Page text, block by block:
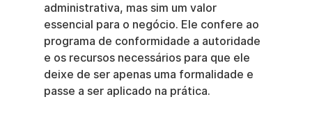
administrativa, mas sim um valor
essencial para o negócio. Ele confere ao
programa de conformidade a autoridade
e os recursos necessários para que ele
deixe de ser apenas uma formalidade e
passe a ser aplicado na prática.